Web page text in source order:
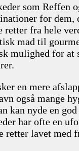
som Reffen
for dem,
fra hele
mad til
mulighed for at
en mere
også mange
kan nyde en
har ofte en
retter lavet med